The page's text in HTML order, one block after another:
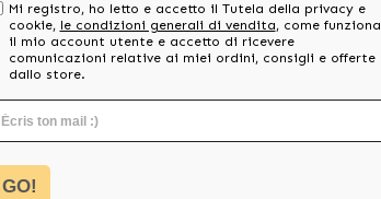
Mi registro, ho letto e accetto il Tutela della privacy e
cookie, le condizioni generali di vendita, come funziona
il mio account utente e accetto di ricevere
comunicazioni relative ai miei ordini, consigli e offerte
dallo store.
GO!